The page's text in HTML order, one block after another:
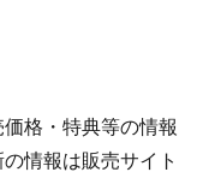
格・特典等の情報
情報は販売サイト